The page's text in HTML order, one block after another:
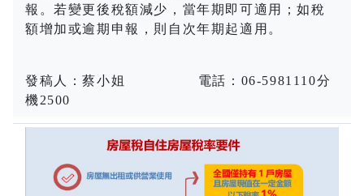
報。若變更後稅額減少，當年期即可適用；如稅
額增加或逾期申報，則自次年期起適用。
發稿人：蔡小姐 電話： 06-5981110分
機2500